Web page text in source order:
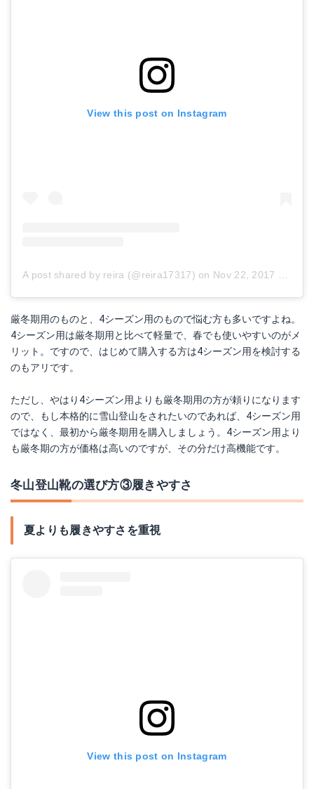
View this post on Instagram
A post shared by reira (@reira17317) on Nov 22, 2017 at 5:13am PST
厳冬期用のものと、4シーズン用のもので悩む方も多いですよね。
4シーズン用は厳冬期用と比べて軽量で、春でも使いやすいのがメ
リット。ですので、はじめて購入する方は4シーズン用を検討する
のもアリです。
ただし、やはり4シーズン用よりも厳冬期用の方が頼りになります
ので、もし本格的に雪山登山をされたいのであれば、4シーズン用
ではなく、最初から厳冬期用を購入しましょう。4シーズン用より
も厳冬期の方が価格は高いのですが、その分だけ高機能です。
冬山登山靴の選び方③履きやすさ
夏よりも履きやすさを重視
View this post on Instagram